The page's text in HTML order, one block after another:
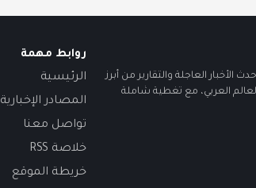
العاجلة والتقارير من أبرز
العربي، مع تغطية شاملة
روابط مهمة
الرئيسية
المصادر الإخبارية
تواصل معنا
خلاصة RSS
خريطة الموقع